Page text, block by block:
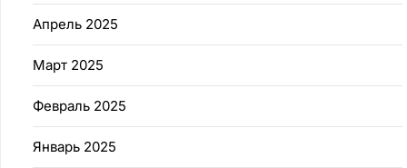
Апрель 2025
Март 2025
Февраль 2025
Январь 2025